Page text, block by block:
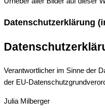
Datenschutzerklärung
Verantwortlicher im Sinne der
der EU-
Julia Milberger